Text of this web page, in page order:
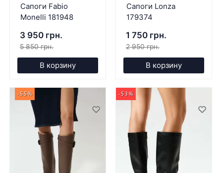
Сапоги Fabio
Monelli 181948
3 950 грн.
5 850 грн.
В корзину
Сапоги Lonza
179374
1 750 грн.
2 950 грн.
В корзину
-55% -53%